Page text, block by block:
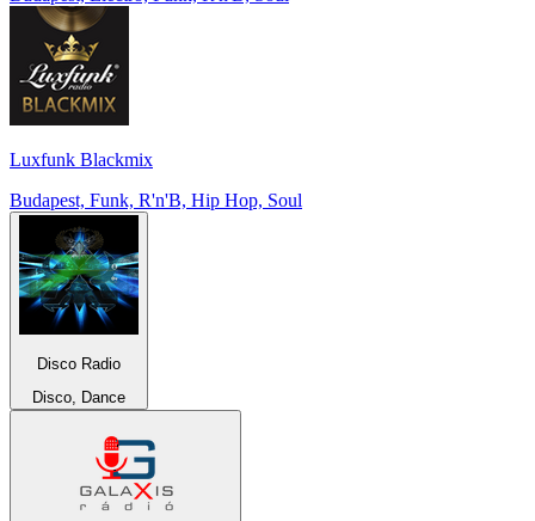
Luxfunk Blackmix
Budapest, Funk, R'n'B, Hip Hop, Soul
Disco Radio
Disco, Dance